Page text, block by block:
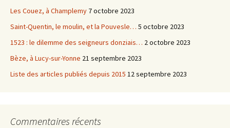
Les Couez, à Champlemy 7 octobre 2023
Saint-Quentin, le moulin, et la Pouvesle… 5 octobre 2023
1523 : le dilemme des seigneurs donziais… 2 octobre 2023
Bèze, à Lucy-sur-Yonne 21 septembre 2023
Liste des articles publiés depuis 2015 12 septembre 2023
Commentaires récents